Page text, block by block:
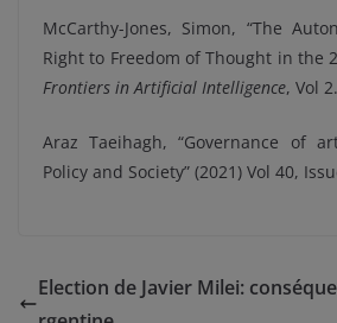
McCarthy-Jones, Simon, “The
Right to Freedom of Thought in the
Frontiers in Artificial Intelligence, Vol
Araz Taeihagh, “Governance of
Policy and Society” (2021) Vol 40,
Election de Javier Milei: